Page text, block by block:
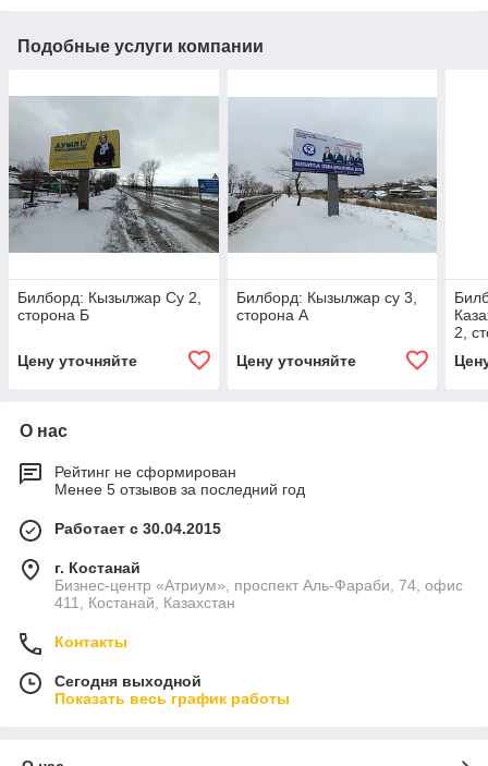
Подобные услуги компании
Билборд: Кызылжар Су 2,
сторона Б
Цену уточняйте
Билборд: Кызылжар су 3,
сторона А
Цену уточняйте
2,
О нас
Рейтинг не сформирован
Менее 5 отзывов за последний год
Работает с 30.04.2015
г. Костанай
Бизнес-центр «Атриум», проспект Аль-Фараби, 74, офис
411, Костанай, Казахстан
Контакты
Сегодня выходной
Показать весь график работы